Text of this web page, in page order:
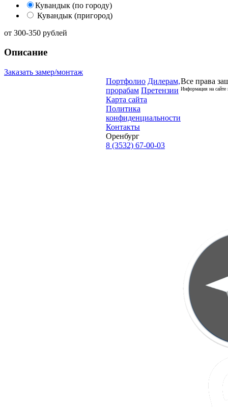
Кувандык (по городу)
Кувандык (пригород)
от 300-350 рублей
Описание
Заказать замер/монтаж
Портфолио Дилерам,
прорабам Претензии
Карта сайта
Политика
конфиденциальности
Контакты
Оренбург
8 (3532) 67-00-03
Все права
Информация на сайте